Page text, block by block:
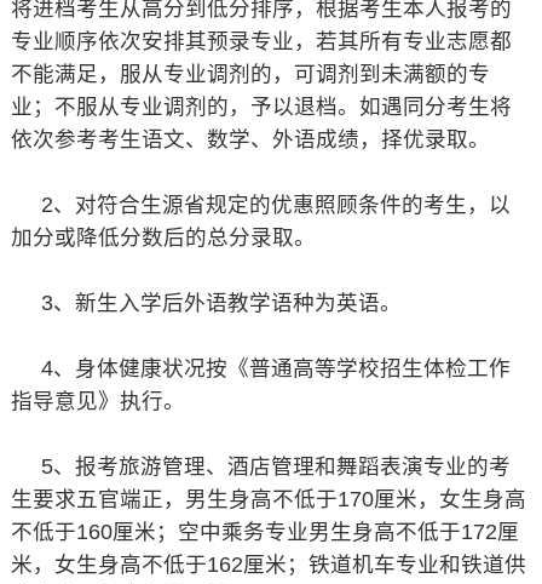
将进档考生从高分到低分排序，根据考生本人报考的
专业顺序依次安排其预录专业，若其所有专业志愿都
不能满足，服从专业调剂的，可调剂到未满额的专
业；不服从专业调剂的，予以退档。如遇同分考生将
依次参考考生语文、数学、外语成绩，择优录取。
2、对符合生源省规定的优惠照顾条件的考生，以
加分或降低分数后的总分录取。
3、新生入学后外语教学语种为英语。
4、身体健康状况按《普通高等学校招生体检工作
指导意见》执行。
5、报考旅游管理、酒店管理和舞蹈表演专业的考
生要求五官端正，男生身高不低于170厘米，女生身高
不低于160厘米；空中乘务专业男生身高不低于172厘
米，女生身高不低于162厘米；铁道机车专业和铁道供